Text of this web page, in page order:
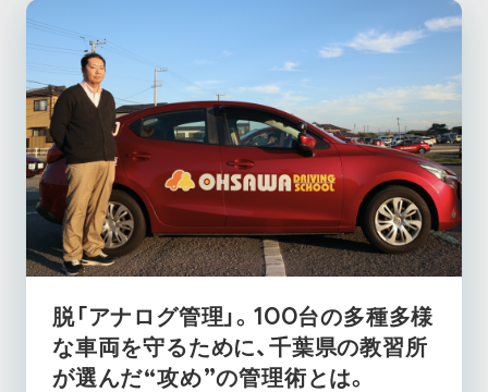
脱「アナログ管理」。100台の多種多様
な車両を守るために、千葉県の教習所
が選んだ“攻め”の管理術とは。